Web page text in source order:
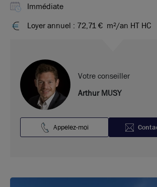
Immédiate
Loyer annuel : 72,71 € m²/an HT HC
Votre conseiller
Arthur MUSY
Appelez-moi